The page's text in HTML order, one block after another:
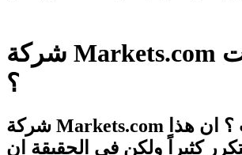
شركة Markets.com في الكويت
؟
شركة Markets.com في الكويت ؟ ان هذا
كثيراً ولكن في الحقيقة ان